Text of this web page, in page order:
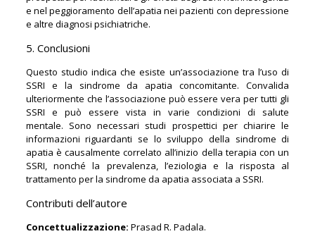
e nel peggioramento dell’apatia nei pazienti con depressione
e altre diagnosi psichiatriche.
5. Conclusioni
Questo studio indica che esiste un’associazione tra l’uso di
SSRI e la sindrome da apatia concomitante. Convalida
ulteriormente che l’associazione può essere vera per tutti gli
SSRI e può essere vista in varie condizioni di salute
mentale. Sono necessari studi prospettici per chiarire le
informazioni riguardanti se lo sviluppo della sindrome di
apatia è causalmente correlato all’inizio della terapia con un
SSRI, nonché la prevalenza, l’eziologia e la risposta al
trattamento per la sindrome da apatia associata a SSRI.
Contributi dell’autore
Concettualizzazione: Prasad R. Padala.